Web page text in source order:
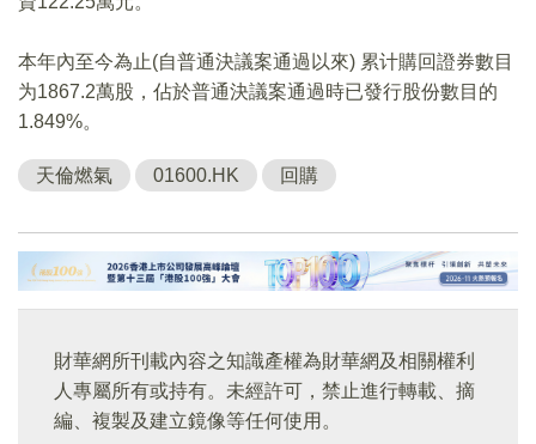
本年內至今為止(自普通決議案通過以來) 累计購回證券數目
为1867.2萬股，佔於普通決議案通過時已發行股份數目的
1.849%。
天倫燃氣 01600.HK 回購
財華網所刊載內容之知識產權為財華網及相關權利
人專屬所有或持有。未經許可，禁止進行轉載、摘
編、複製及建立鏡像等任何使用。